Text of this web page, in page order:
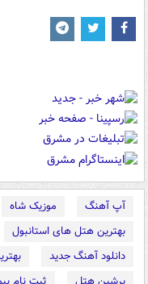
آپ آهنگ موزیک شاه
بهترین هتل های استانبول
دانلود آهنگ جدید